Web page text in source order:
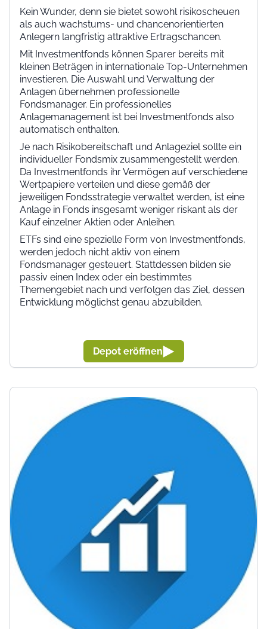
Kein Wunder, denn sie bietet sowohl risikoscheuen
als auch wachstums- und chancenorientierten
Anlegern langfristig attraktive Ertragschancen.
Mit Investmentfonds können Sparer bereits mit
kleinen Beträgen in internationale Top-Unternehmen
investieren. Die Auswahl und Verwaltung der
Anlagen übernehmen professionelle
Fondsmanager. Ein professionelles
Anlagemanagement ist bei Investmentfonds also
automatisch enthalten.
Je nach Risikobereitschaft und Anlageziel sollte ein
individueller Fondsmix zusammengestellt werden.
Da Investmentfonds ihr Vermögen auf verschiedene
Wertpapiere verteilen und diese gemäß der
jeweiligen Fondsstrategie verwaltet werden, ist eine
Anlage in Fonds insgesamt weniger riskant als der
Kauf einzelner Aktien oder Anleihen.
ETFs sind eine spezielle Form von Investmentfonds,
werden jedoch nicht aktiv von einem
Fondsmanager gesteuert. Stattdessen bilden sie
passiv einen Index oder ein bestimmtes
Themengebiet nach und verfolgen das Ziel, dessen
Entwicklung möglichst genau abzubilden.
Depot eröffnen